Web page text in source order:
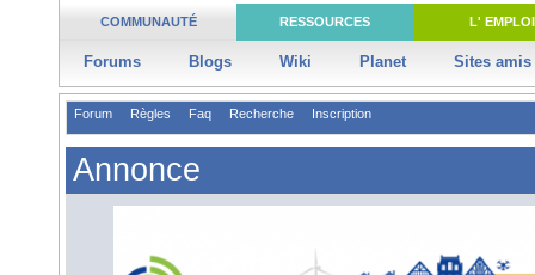
COMMUNAUTÉ RESSOURCES L' EMPLOI
Forums Blogs Wiki Planet Sites amis
Forum Règles Faq Recherche Inscription
Annonce